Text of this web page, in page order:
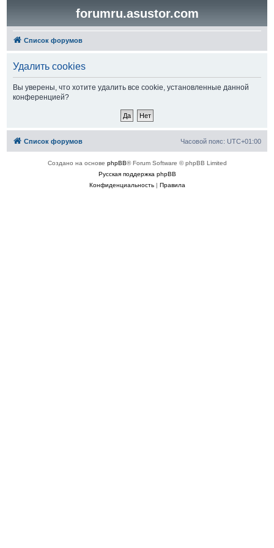
forumru.asustor.com
Список форумов
Удалить cookies
Вы уверены, что хотите удалить все cookie, установленные данной
конференцией?
Список форумов Часовой пояс: UTC+01:00
Создано на основе phpBB® Forum Software © phpBB Limited
Русская поддержка phpBB
Конфиденциальность| Правила